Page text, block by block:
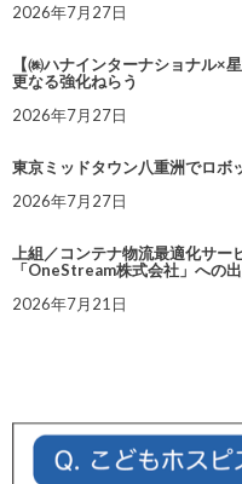
2026年7月27日
【㈱ハナインターナショナル×
更なる強化ねらう
2026年7月27日
東京ミッドタウン八重洲でロボ
2026年7月27日
上組／コンテナ物流最適化サー
「OneStream株式会社」への
2026年7月21日